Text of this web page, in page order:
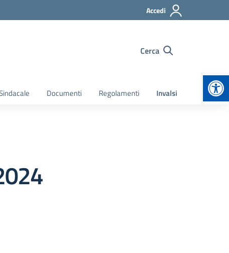
Accedi
Cerca
Documenti Regolamenti Invalsi